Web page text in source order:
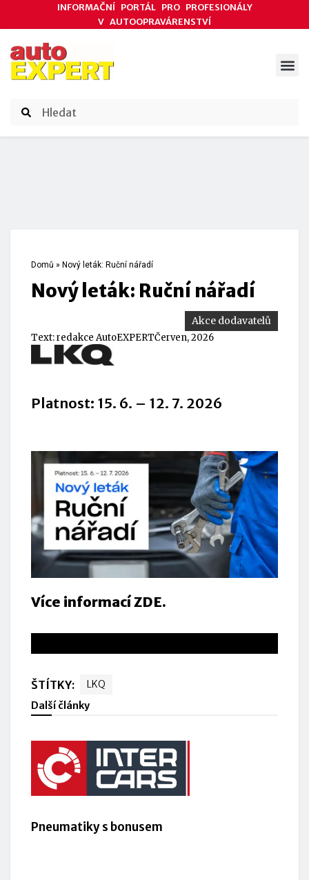
INFORMAČNÍ PORTÁL PRO PROFESIONÁLY
V AUTOOPRAVÁRENSTVÍ
Domů » Nový leták: Ruční nářadí
Nový leták: Ruční nářadí
Akce dodavatelů
Text:redakce AutoEXPERTČerven, 2026
Platnost: 15. 6. – 12. 7. 2026
Více informací ZDE.
ŠTÍTKY:
LKQ
Další články
Pneumatiky s bonusem